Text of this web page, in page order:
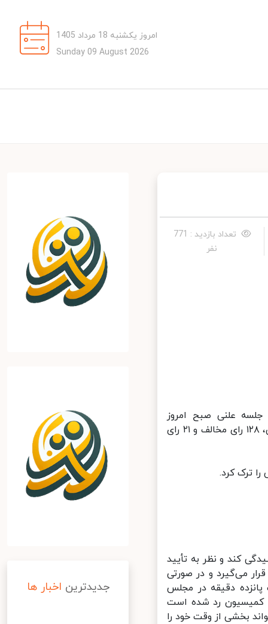
امروز یکشنبه 18 مرداد 1405
Sunday 09 August 2026
تعداد بازدید : 771
نفر
علنی صبح امروز
(چهارشنبه) مجلس شورای اسلامی قرار داشت که نمایندگان با ۱۰۲ رای موافق، ۱۲۸ رای مخالف و ۲۱ رای
ترک کرد.
کند و نظر به تأیید
می‌گیرد و در صورتی
دقیقه در مجلس
کمیسیون رد شده است
بخشی از وقت خود را
جدیدترین اخبار ها